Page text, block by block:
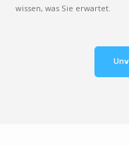
wissen, was Sie erwartet.